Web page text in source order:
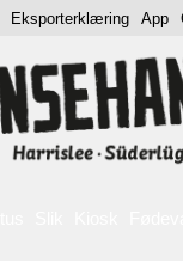
Eksporterklæring App